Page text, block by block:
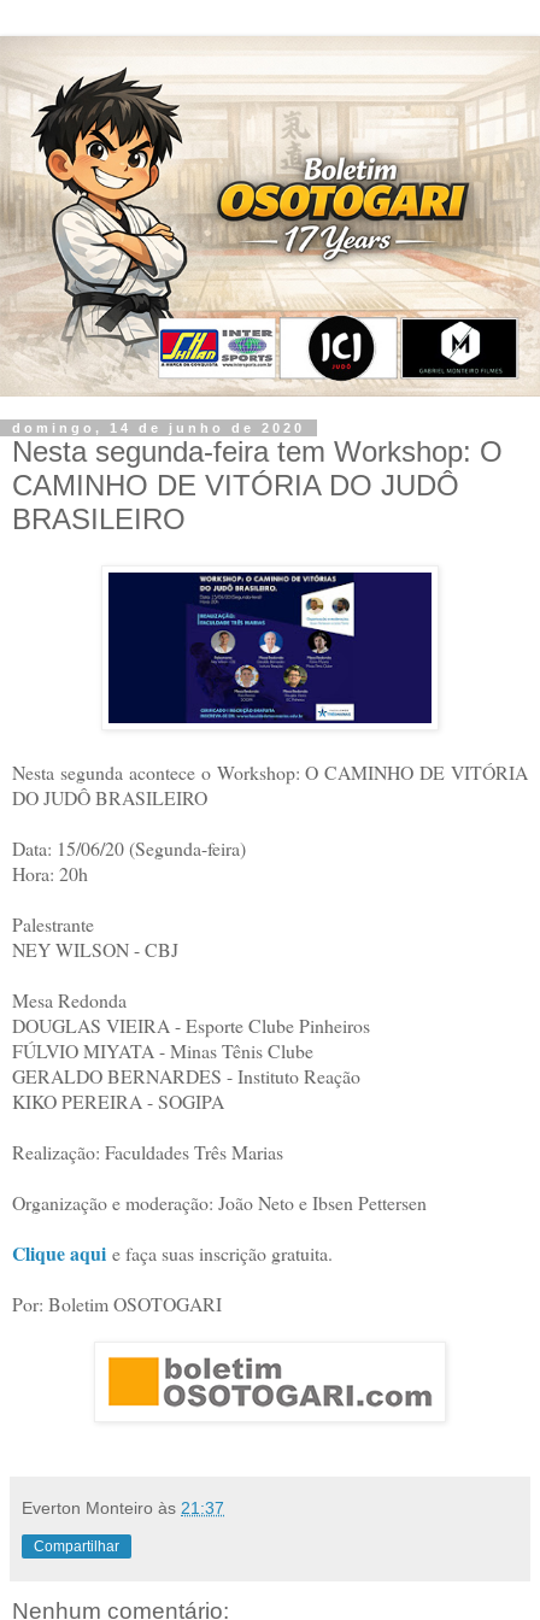
domingo, 14 de junho de 2020
Nesta segunda-feira tem Workshop: O
CAMINHO DE VITÓRIA DO JUDÔ
BRASILEIRO
Nesta segunda acontece o Workshop: O CAMINHO DE VITÓRIA
DO JUDÔ BRASILEIRO
Data: 15/06/20 (Segunda-feira)
Hora: 20h
Palestrante
NEY WILSON - CBJ
Mesa Redonda
DOUGLAS VIEIRA - Esporte Clube Pinheiros
FÚLVIO MIYATA - Minas Tênis Clube
GERALDO BERNARDES - Instituto Reação
KIKO PEREIRA - SOGIPA
Realização: Faculdades Três Marias
Organização e moderação: João Neto e Ibsen Pettersen
Clique aqui e faça suas inscrição gratuita.
Por: Boletim OSOTOGARI
Everton Monteiro às 21:37
Compartilhar
Nenhum comentário: